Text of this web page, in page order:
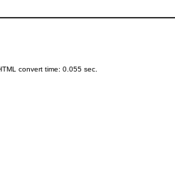
convert time: 0.055 sec.